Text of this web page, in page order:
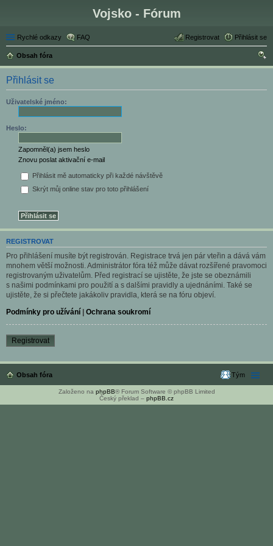
Vojsko - Fórum
Rychlé odkazy FAQ Přihlásit se
Registrovat
Obsah fóra
led
Přihlásit se
Uživatelské jméno:
Heslo:
Zapomněl(a) jsem heslo
Znovu poslat aktivační e-mail
Přihlásit mě automaticky při každé návštěvě
Skrýt můj online stav pro toto přihlášení
REGISTROVAT
Pro přihlášení musíte být registrován. Registrace trvá jen pár vteřin a dává vám
mnohem větší možnosti. Administrátor fóra též může dávat rozšířené pravomoci
registrovaným uživatelům. Před registrací se ujistěte, že jste se obeznámili
s našimi podmínkami pro použití a s dalšími pravidly a ujednáními. Také se
ujistěte, že si přečtete jakákoliv pravidla, která se na fóru objeví.
Podmínky pro užívání | Ochrana soukromí
Registrovat
Obsah fóra Tým
Založeno na phpBB® Forum Software © phpBB Limited
Český překlad – phpBB.cz